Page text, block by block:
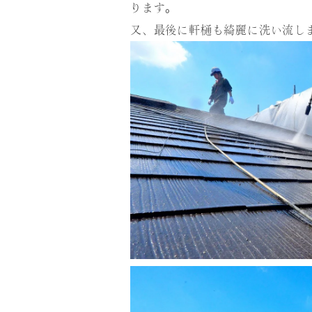
ります。
又、最後に軒樋も綺麗に洗い流し